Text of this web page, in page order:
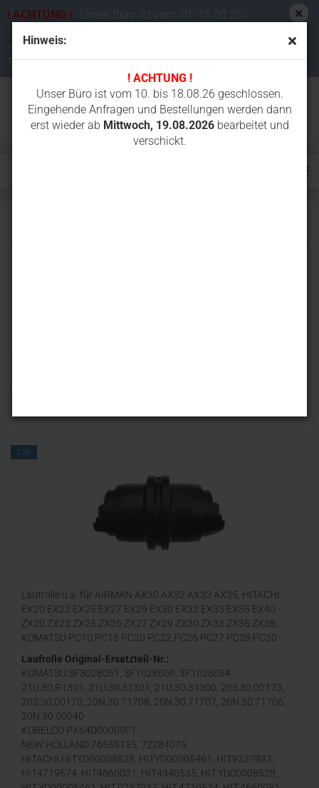
Hinweis:
! ACHTUNG !
Unser Büro ist vom 10. bis 18.08.26 geschlossen.
Eingehende Anfragen und Bestellungen werden dann
erst wieder ab Mittwoch, 19.08.2026bearbeitet und
verschickt.
! ACHTUNG !
Unser Büro ist vom 10.-18.08.26
werden dann erst wieder ab
19.08.2026bearbeitet und verschickt.
TOP
Laufrolle u.a. für AIRMAN AX30 AX32 AX33 AX35, HITACHI
EX20 EX22 EX25 EX27 EX29 EX30 EX32 EX33 EX35 EX40
ZX20 ZX22 ZX25 ZX26 ZX27 ZX29 ZX30 ZX33 ZX35 ZX38,
KOMATSU PC10 PC15 PC20 PC22 PC26 PC27 PC28 PC30
Laufrolle Original-Ersatzteil-Nr.:
KOMATSU 3F3028051, 3F1028606, 3F1028054,
21U.30.R1301, 21U.30.31301, 21U.30.31300, 20S.30.00173,
20S.30.00170, 20N.30.71708, 20N.30.71707, 20N.30.71706,
20N.30.00040
KOBELCO PX64D00009F1
NEW HOLLAND 76558135, 72284075
HITACHI HITYD00008528, HITYD00005461, HIT9237937,
HIT4719574, HIT4660031, HIT4340535, HIT.YD00008528,